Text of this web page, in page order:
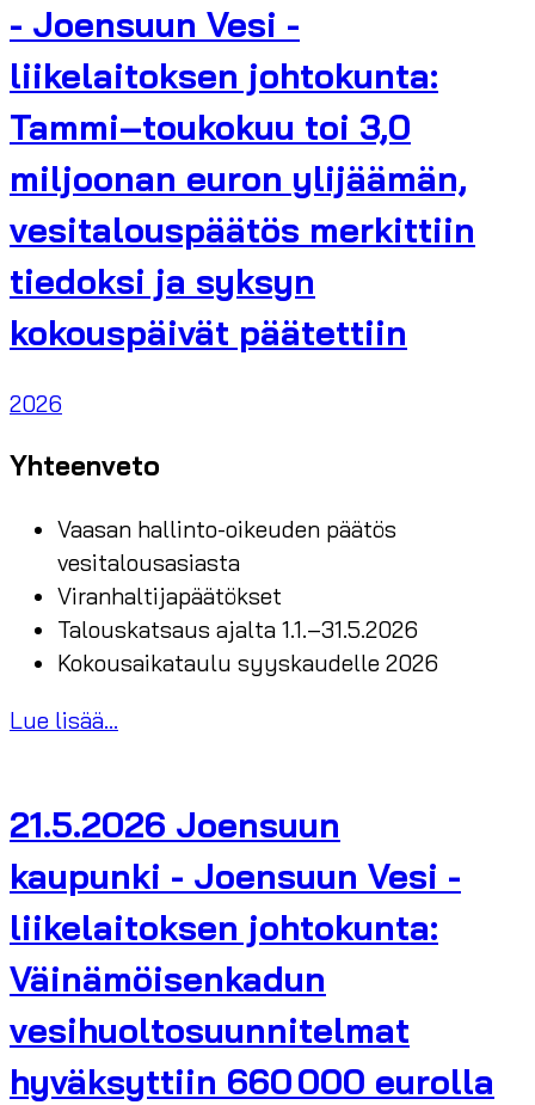
- Joensuun Vesi -
liikelaitoksen johtokunta:
Tammi–toukokuu toi 3,0
miljoonan euron ylijäämän,
vesitalouspäätös merkittiin
tiedoksi ja syksyn
kokouspäivät päätettiin
2026
Yhteenveto
Vaasan hallinto-oikeuden päätös
vesitalousasiasta
Viranhaltijapäätökset
Talouskatsaus ajalta 1.1.–31.5.2026
Kokousaikataulu syyskaudelle 2026
Lue lisää...
21.5.2026 Joensuun
kaupunki - Joensuun Vesi -
liikelaitoksen johtokunta:
Väinämöisenkadun
vesihuoltosuunnitelmat
hyväksyttiin 660 000 eurolla